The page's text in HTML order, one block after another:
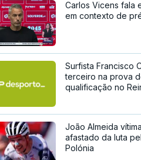
Carlos Vicens fala
em contexto de
Surfista Francisco
terceiro na prova
qualificação no
João Almeida
afastado da luta
Polónia